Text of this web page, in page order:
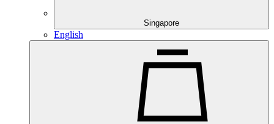
Singapore
English